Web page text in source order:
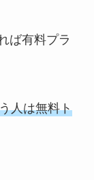
ば有料プラ
人は無料ト